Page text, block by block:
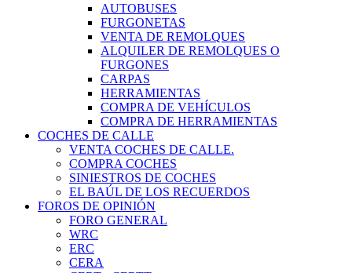
AUTOBUSES
FURGONETAS
VENTA DE REMOLQUES
ALQUILER DE REMOLQUES O
FURGONES
CARPAS
HERRAMIENTAS
COMPRA DE VEHÍCULOS
COMPRA DE HERRAMIENTAS
COCHES DE CALLE
VENTA COCHES DE CALLE.
COMPRA COCHES
SINIESTROS DE COCHES
EL BAÚL DE LOS RECUERDOS
FOROS DE OPINIÓN
FORO GENERAL
WRC
ERC
CERA